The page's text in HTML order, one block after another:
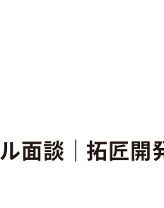
面談｜拓匠